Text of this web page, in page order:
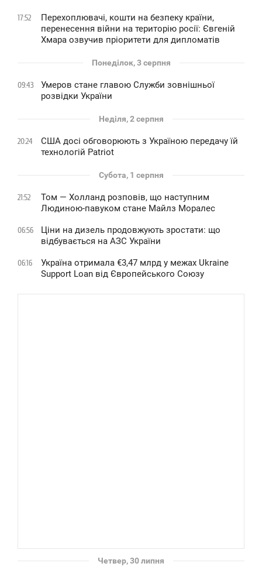
17:52
Перехоплювачі, кошти на безпеку країни,
перенесення війни на територію росії: Євгеній
Хмара озвучив пріоритети для дипломатів
Понеділок, 3 серпня
09:43
Умеров стане главою Служби зовнішньої
розвідки України
Неділя, 2 серпня
20:24
США досі обговорюють з Україною передачу їй
технологій Patriot
Субота, 1 серпня
21:52
Том — Холланд розповів, що наступним
Людиною-павуком стане Майлз Моралес
06:56
Ціни на дизель продовжують зростати: що
відбувається на АЗС України
06:16
Україна отримала €3,47 млрд у межах Ukraine
Support Loan від Європейського Союзу
Четвер, 30 липня